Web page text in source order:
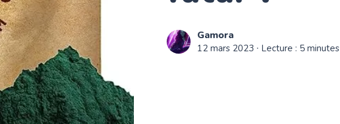
Gamora
12 mars 2023 ∙ Lecture : 5 minutes